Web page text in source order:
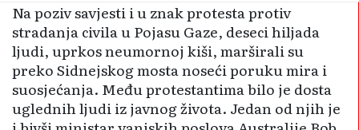
Na poziv savjesti i u znak protesta protiv
stradanja civila u Pojasu Gaze, deseci hiljada
ljudi, uprkos neumornoj kiši, marširali su
preko Sidnejskog mosta noseći poruku mira i
suosjećanja. Među protestantima bilo je dosta
uglednih ljudi iz javnog života. Jedan od njih je